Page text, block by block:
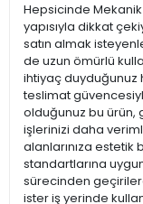
Hepsicinde Mekanik
yapısıyla dikkat
satın almak
de uzun ömürlü
ihtiyaç duyduğunuz
teslimat
olduğunuz bu ürün,
işlerinizi daha
alanlarınıza estetik
standartlarına
sürecinden
ister iş yerinde